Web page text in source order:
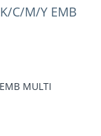
C/M/Y EMB
MULTI